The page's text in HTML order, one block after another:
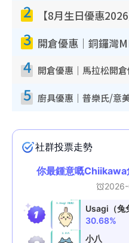
2
3
4
5